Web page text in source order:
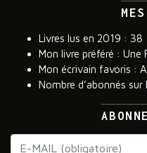
Livres lus en 2019 : 38
Mon livre préféré : Une
Mon écrivain favoris :
Nombre d’abonnés